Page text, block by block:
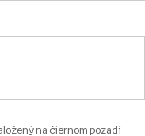
na čiernom pozadí